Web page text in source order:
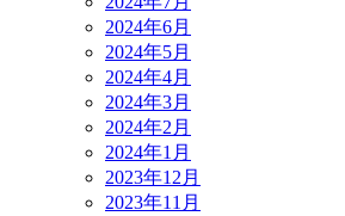
2024年6月
2024年5月
2024年4月
2024年3月
2024年2月
2024年1月
2023年12月
2023年11月